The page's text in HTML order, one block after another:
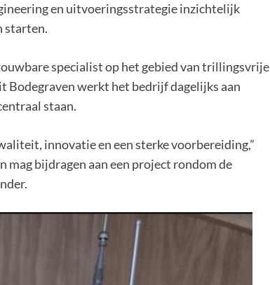
en uitvoeringsstrategie inzichtelijk
starten.
specialist op het gebied van trillingsvrije
Bodegraven werkt het bedrijf dagelijks aan
staan.
innovatie en een sterke voorbereiding,”
bijdragen aan een project rondom de